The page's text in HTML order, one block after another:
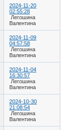
2024-11-20
02:55:28
Легошина
Валентина
2024-11-09
04:57:58
Легошина
Валентина
2024-11-04
16:30:57
Легошина
Валентина
2024-10-30
21:08:54
Легошина
Валентина